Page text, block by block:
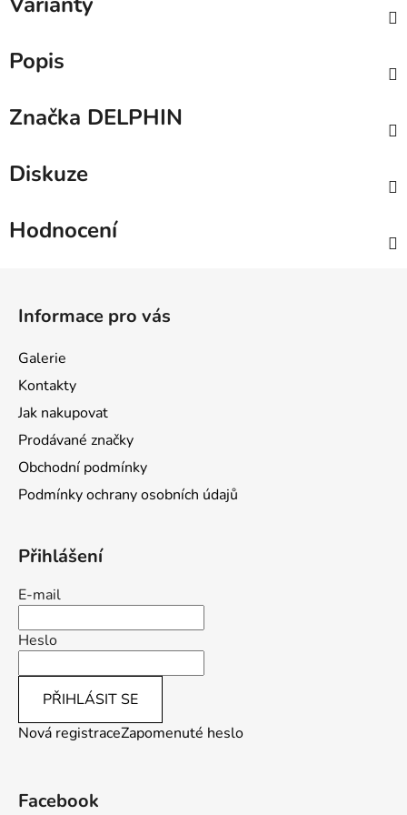
Popis
Značka DELPHIN
Diskuze
Hodnocení
Informace pro vás
Galerie
Kontakty
Jak nakupovat
Prodávané značky
Obchodní podmínky
Podmínky ochrany osobních údajů
Přihlášení
E-mail
Heslo
PŘIHLÁSIT SE
Nová registraceZapomenuté heslo
Facebook